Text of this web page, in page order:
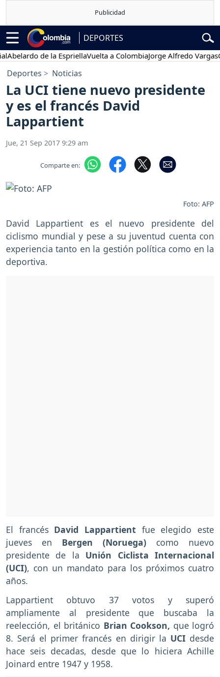
DEPORTES
de la EspriellaVuelta a ColombiaJorge Alfredo Vargas
Deportes Noticias
La UCI tiene nuevo presidente
y es el francés David
Lappartient
Jue, 21 Sep 2017 9:29 am
Comparte en:
Foto: AFP
David Lappartient es el nuevo presidente del
ciclismo mundial y pese a su juventud cuenta con
experiencia tanto en la gestión política como en la
deportiva.
El francés David Lappartient fue elegido este
jueves en Bergen (Noruega) como nuevo
presidente de la Unión Ciclista Internacional
(UCI), con un mandato para los próximos cuatro
años.
Lappartient obtuvo 37 votos y superó
ampliamente al presidente que buscaba la
reelección, el británico Brian Cookson, que logró
8. Será el primer francés en dirigir la UCIdesde
hace seis decadas, desde que lo hiciera Achille
Joinard entre 1947 y 1958.